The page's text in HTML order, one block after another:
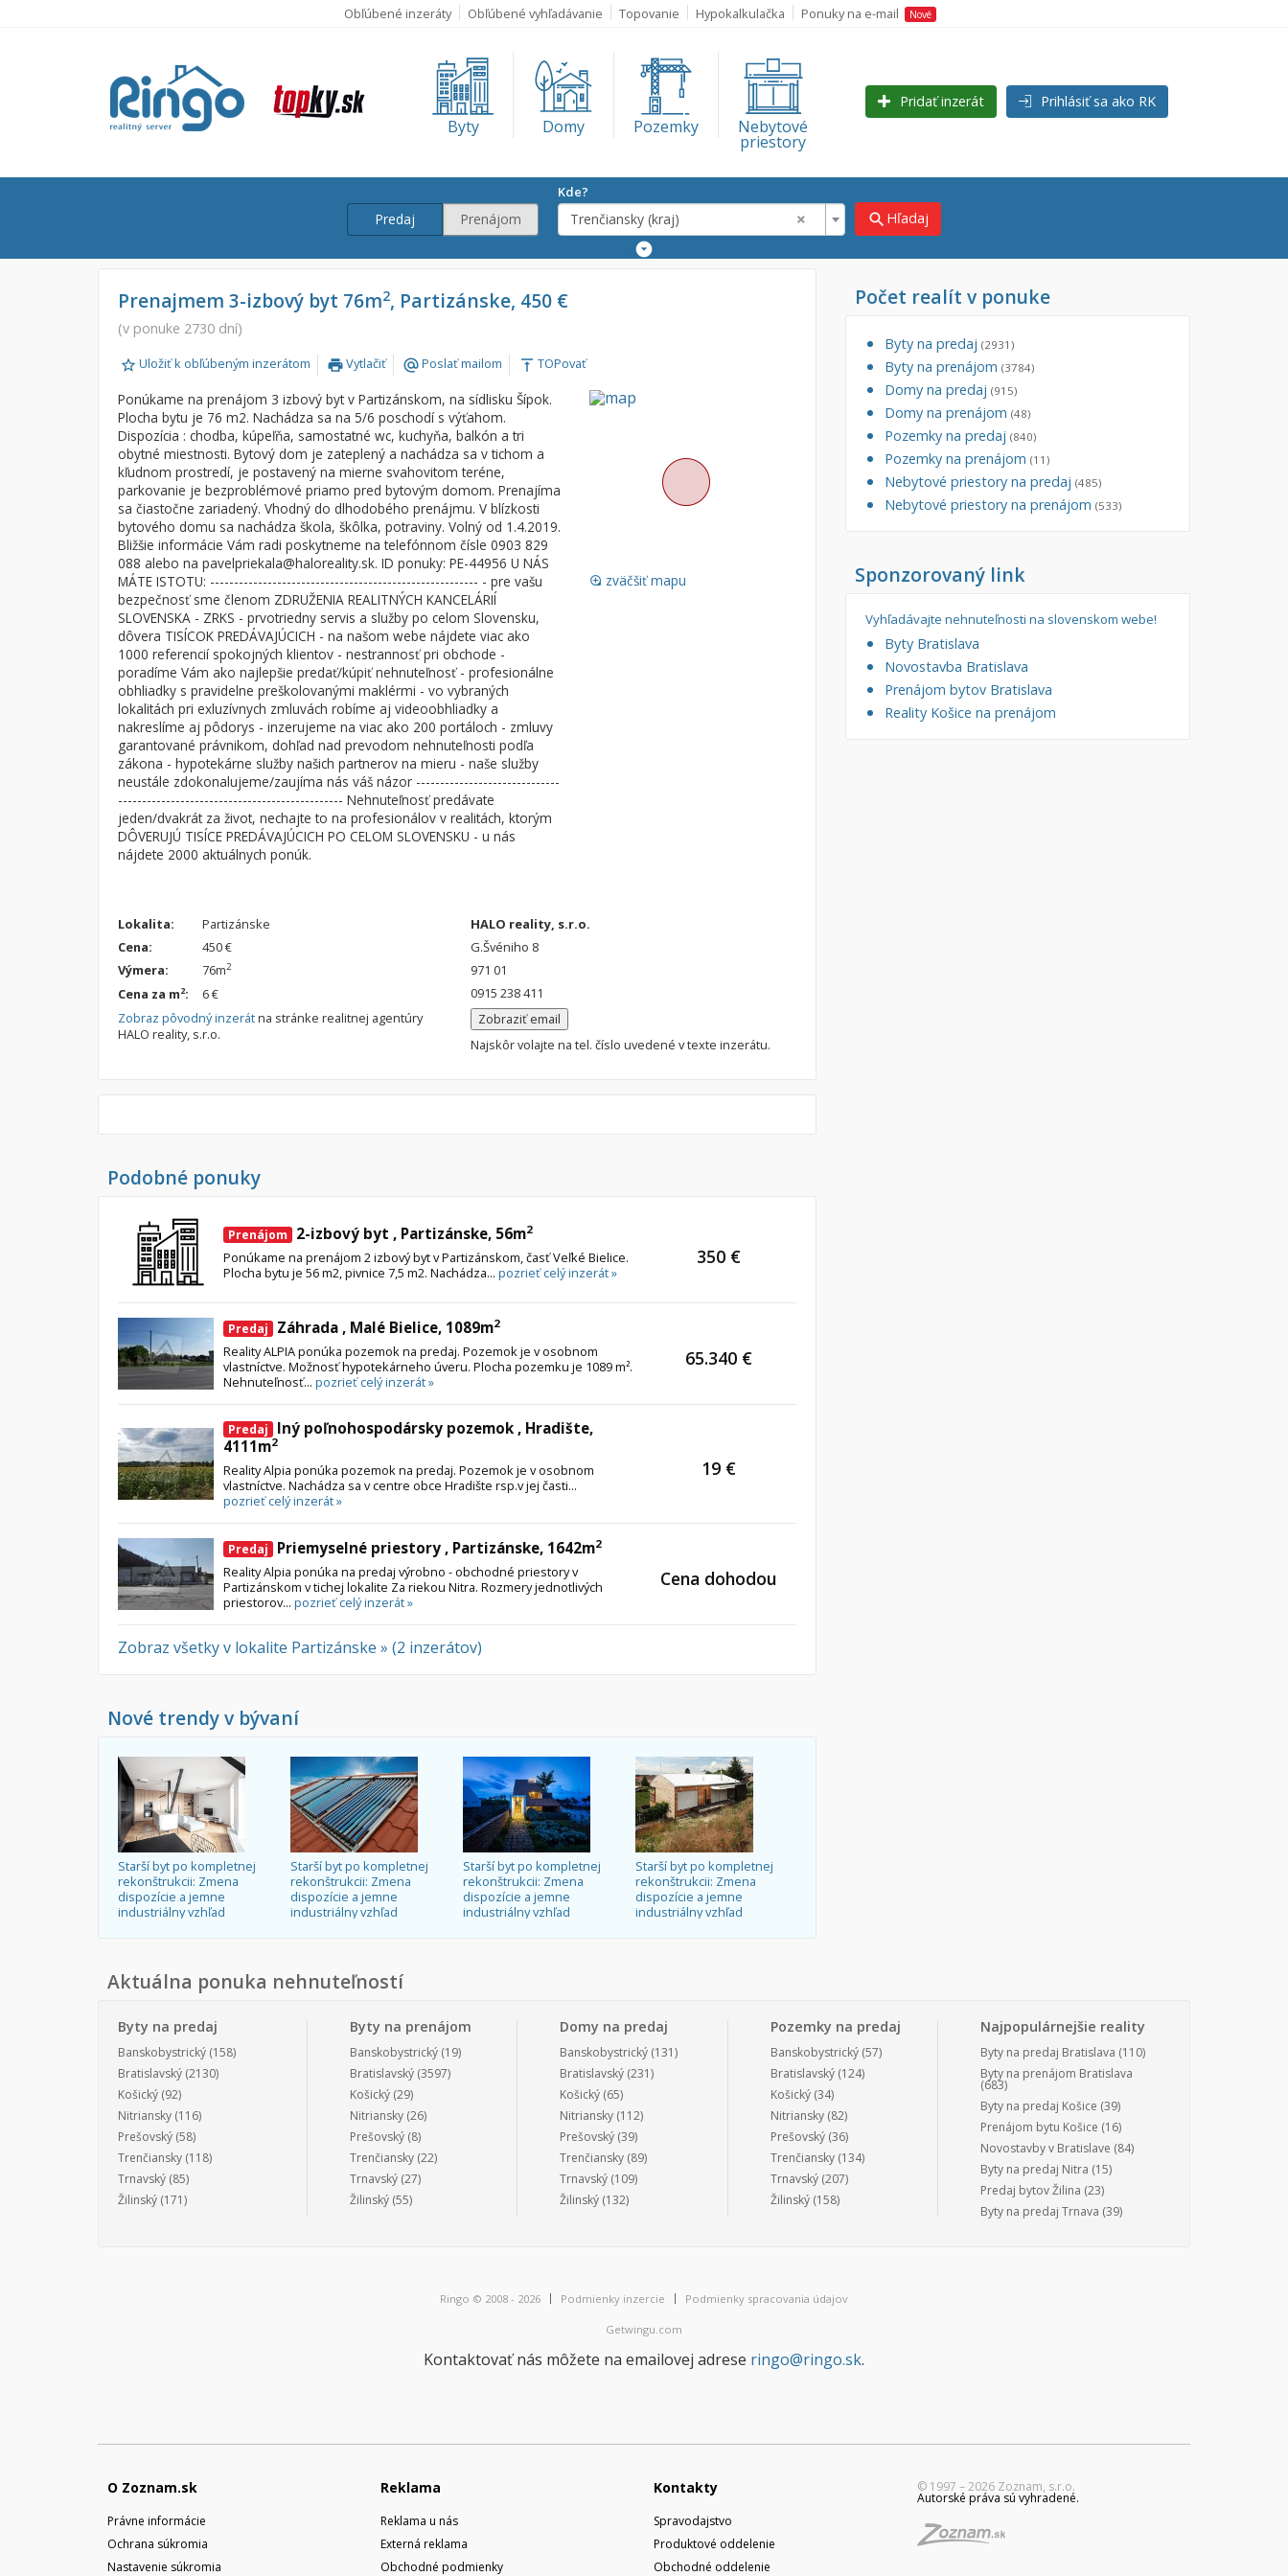
Obľúbené inzeráty Obľúbené vyhľadávanie Topovanie Hypokalkulačka Ponuky na e-mail Nové
Byty Domy Pozemky Nebytové
priestory
Pridať inzerát Prihlásiť sa ako RK
Predaj Prenájom
Kde?
×
Trenčiansky (kraj) search Hľadaj
Predaj
Prenájom
Byt
Garsónky
Dvojgarsónky
1-izbové
2-izbové
3-izbové
4 a viac izbové byty
Dom
Vila
Chalupa
Pozemok
Stavebné pozemky
Bývanie a rekreácia
Priemyselný pozemok
Poľnohospodárske pozemky
Záhrada
Nebytové priestory
Administratívne, obchodné
Garáž, garážové státie
Filtre
Súkromná inzercia
Ponuka RK
Novostavba
Uložiť vyhľadávanie
Prenajmem 3-izbový byt 76m2, Partizánske, 450 €
(v ponuke 2730 dní)
Uložiť k obľúbeným inzerátom printVytlačiť alternate_emailPoslať mailom vertical_align_top TOPovať
Ponúkame na prenájom 3 izbový byt v Partizánskom, na sídlisku Šípok.
Plocha bytu je 76 m2. Nachádza sa na 5/6 poschodí s výťahom.
Dispozícia : chodba, kúpeľňa, samostatné wc, kuchyňa, balkón a tri
obytné miestnosti. Bytový dom je zateplený a nachádza sa v tichom a
kľudnom prostredí, je postavený na mierne svahovitom teréne,
parkovanie je bezproblémové priamo pred bytovým domom. Prenajíma
sa čiastočne zariadený. Vhodný do dlhodobého prenájmu. V blízkosti
bytového domu sa nachádza škola, škôlka, potraviny. Volný od 1.4.2019.
Bližšie informácie Vám radi poskytneme na telefónnom čísle 0903 829
088 alebo na pavelpriekala@haloreality.sk. ID ponuky: PE-44956 U NÁS
MÁTE ISTOTU: -------------------------------------------------------- - pre vašu
bezpečnosť sme členom ZDRUŽENIA REALITNÝCH KANCELÁRIÍ
SLOVENSKA - ZRKS - prvotriedny servis a služby po celom Slovensku,
dôvera TISÍCOK PREDÁVAJÚCICH - na našom webe nájdete viac ako
1000 referencií spokojných klientov - nestrannosť pri obchode -
poradíme Vám ako najlepšie predať/kúpiť nehnuteľnosť - profesionálne
obhliadky s pravidelne preškolovanými maklérmi - vo vybraných
lokalitách pri exluzívnych zmluvách robíme aj videoobhliadky a
nakreslíme aj pôdorys - inzerujeme na viac ako 200 portáloch - zmluvy
garantované právnikom, dohľad nad prevodom nehnuteľnosti podľa
zákona - hypotekárne služby našich partnerov na mieru - naše služby
neustále zdokonalujeme/zaujíma nás váš názor ------------------------------
----------------------------------------------- Nehnuteľnosť predávate
jeden/dvakrát za život, nechajte to na profesionálov v realitách, ktorým
DÔVERUJÚ TISÍCE PREDÁVAJÚCICH PO CELOM SLOVENSKU - u nás
nájdete 2000 aktuálnych ponúk.
loupe zväčšiť mapu
Lokalita:
Partizánske
Cena:
450 €
Výmera:
76m2
Cena za m2:
6 €
Zobraz pôvodný inzerátna stránke realitnej agentúry
HALO reality, s.r.o.
HALO reality, s.r.o.
G.Švéniho 8
971 01
0915 238 411
Zobraziť email
Najskôr volajte na tel. číslo uvedené v texte inzerátu.
Podobné ponuky
Prenájom 2-izbový byt , Partizánske, 56m2
Ponúkame na prenájom 2 izbový byt v Partizánskom, časť Veľké Bielice.
Plocha bytu je 56 m2, pivnice 7,5 m2. Nachádza... pozrieť celý inzerát »
350 €
Predaj Záhrada , Malé Bielice, 1089m2
Reality ALPIA ponúka pozemok na predaj. Pozemok je v osobnom
vlastníctve. Možnosť hypotekárneho úveru. Plocha pozemku je 1089 m².
Nehnuteľnosť... pozrieť celý inzerát »
65.340 €
Predaj
Iný poľnohospodársky pozemok , Hradište,
4111m2
Reality Alpia ponúka pozemok na predaj. Pozemok je v osobnom
vlastníctve. Nachádza sa v centre obce Hradište rsp.v jej časti...
pozrieť celý inzerát »
19 €
Predaj Priemyselné priestory , Partizánske, 1642m2
Reality Alpia ponúka na predaj výrobno - obchodné priestory v
Partizánskom v tichej lokalite Za riekou Nitra. Rozmery jednotlivých
priestorov... pozrieť celý inzerát »
Cena dohodou
Zobraz všetky v lokalite Partizánske » (2 inzerátov)
Nové trendy v bývaní
Starší byt po kompletnej
rekonštrukcii: Zmena
dispozície a jemne
industriálny vzhľad
Starší byt po kompletnej
rekonštrukcii: Zmena
dispozície a jemne
industriálny vzhľad
Starší byt po kompletnej
rekonštrukcii: Zmena
dispozície a jemne
industriálny vzhľad
Starší byt po kompletnej
rekonštrukcii: Zmena
dispozície a jemne
industriálny vzhľad
Počet realít v ponuke
Byty na predaj (2931)
Byty na prenájom (3784)
Domy na predaj (915)
Domy na prenájom (48)
Pozemky na predaj (840)
Pozemky na prenájom (11)
Nebytové priestory na predaj (485)
Nebytové priestory na prenájom (533)
Sponzorovaný link
Vyhľadávajte nehnuteľnosti na slovenskom webe!
Byty Bratislava
Novostavba Bratislava
Prenájom bytov Bratislava
Reality Košice na prenájom
Aktuálna ponuka nehnuteľností
Byty na predaj
Banskobystrický (158)
Bratislavský (2130)
Košický (92)
Nitriansky (116)
Prešovský (58)
Trenčiansky (118)
Trnavský (85)
Žilinský (171)
Byty na prenájom
Banskobystrický(19)
Bratislavský(3597)
Košický(29)
Nitriansky(26)
Prešovský(8)
Trenčiansky(22)
Trnavský(27)
Žilinský(55)
Domy na predaj
Banskobystrický (131)
Bratislavský (231)
Košický (65)
Nitriansky (112)
Prešovský (39)
Trenčiansky (89)
Trnavský (109)
Žilinský (132)
Pozemky na predaj
Banskobystrický(57)
Bratislavský(124)
Košický(34)
Nitriansky(82)
Prešovský(36)
Trenčiansky(134)
Trnavský(207)
Žilinský(158)
Najpopulárnejšie reality
Byty na predaj Bratislava (110)
Byty na prenájom Bratislava
(683)
Byty na predaj Košice (39)
Prenájom bytu Košice (16)
Novostavby v Bratislave (84)
Byty na predaj Nitra (15)
Predaj bytov Žilina (23)
Byty na predaj Trnava (39)
Ringo © 2008 - 2026 Podmienky inzercie Podmienky spracovania údajov
Getwingu.com
Kontaktovať nás môžete na emailovej adrese ringo@ringo.sk.
O Zoznam.sk
Právne informácie
Ochrana súkromia
Nastavenie súkromia
Reklama
Reklama u nás
Externá reklama
Obchodné podmienky
Kontakty
Spravodajstvo
Produktové oddelenie
Obchodné oddelenie
© 1997 – 2026 Zoznam, s.r.o.
Autorské práva sú vyhradené.